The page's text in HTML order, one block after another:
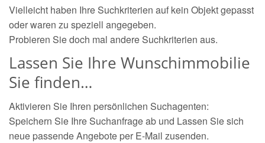
Vielleicht haben Ihre Suchkriterien auf kein Objekt gepasst
oder waren zu speziell angegeben.
Probieren Sie doch mal andere Suchkriterien aus.
Lassen Sie Ihre Wunschimmobilie
Sie finden…
Aktivieren Sie Ihren persönlichen Suchagenten:
Speichern Sie Ihre Suchanfrage ab und Lassen Sie sich
neue passende Angebote per E-Mail zusenden.